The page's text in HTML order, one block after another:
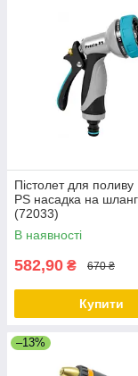
Пістолет для
PS насадка на
(72033)
В наявності
582,90 ₴ 670 ₴
Купити
–13%